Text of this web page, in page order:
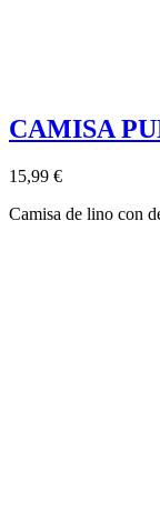
CAMISA
15,99 €
Camisa de lino con